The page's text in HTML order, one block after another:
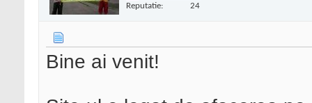
Reputatie: 24
Bine ai venit!